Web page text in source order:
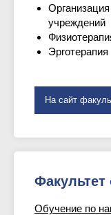
учреждений
Эрготерапия
На сайт
Обучение по